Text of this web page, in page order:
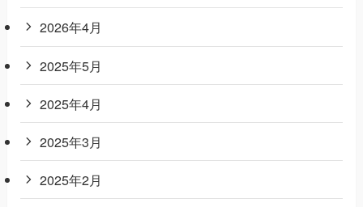
2026年4月
2025年5月
2025年4月
2025年3月
2025年2月